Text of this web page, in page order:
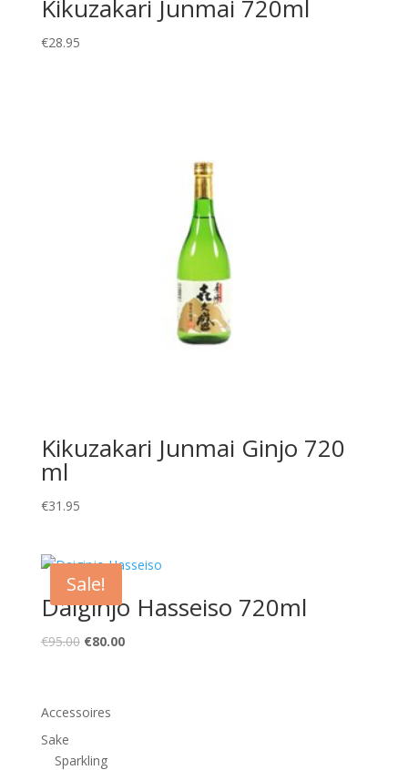
Kikuzakari Junmai 720ml
€28.95
Kikuzakari Junmai Ginjo 720
ml
€31.95
Sale!
Daiginjo Hasseiso 720ml
€95.00 Original
€80.00Current
Accessoires
Sake
Sparkling